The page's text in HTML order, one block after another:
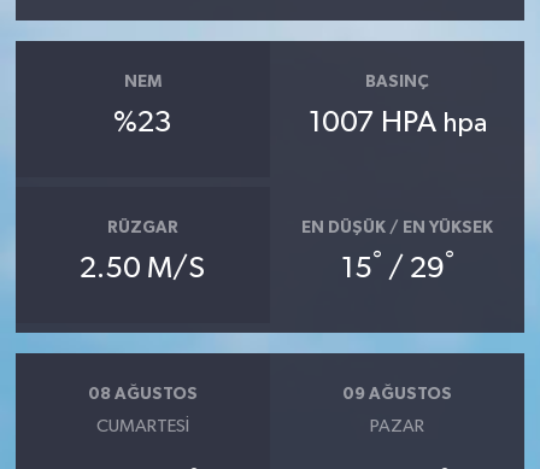
NEM
%23
BASINÇ
1007 HPA hpa
RÜZGAR
2.50 M/S
EN DÜŞÜK / EN YÜKSEK
15° / 29°
08 AĞUSTOS
CUMARTESI
09 AĞUSTOS
PAZAR